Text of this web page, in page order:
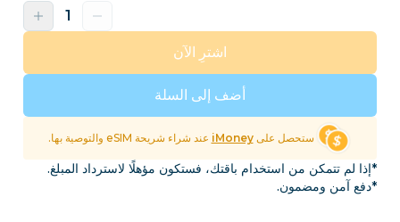
أضف إلى السلة
اشترِ الآن
ستحصل علىiMoney عند شراء شريحة eSIM والتوصية بها.
*إذا لم تتمكن من استخدام باقتك، فستكون مؤهلًا لاسترداد المبلغ.
*دفع آمن ومضمون.